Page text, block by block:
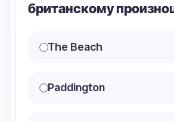
британскому
The Beach
Paddington